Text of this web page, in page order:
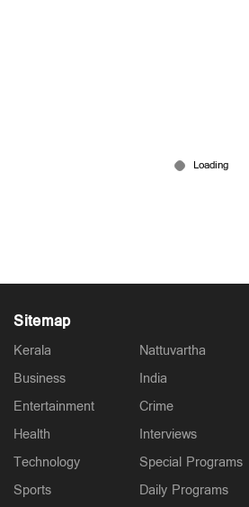
അറ്റ്ലാന്‍റിക്കില്‍ നങ്കൂരമിട്ട കപ്പലില്‍
Sitemap
Kerala
Business
Entertainment
Health
Technology
Sports
Nattuvartha
India
Crime
Interviews
Special Programs
Daily Programs